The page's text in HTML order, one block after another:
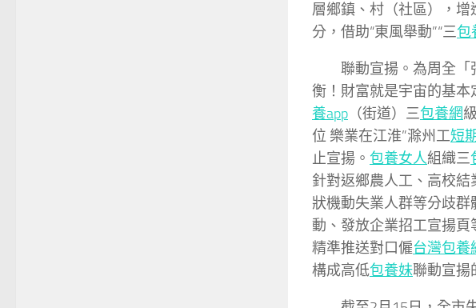
層鄉鎮、村（社區），增
分，借助“東風舉動”“三包
聯動宣揚。為周全
衡！財富就是宇宙的基
養app （街道）三包養網
位 樂業在江淮”滁州工短
止宣揚。 包養女人組織三
針對返鄉農人工、高校結
狀機動失業人群等分歧
動、發放企業招工宣揚頁
精準推送對口僱台灣包養
構成高低包養妹聯動宣揚